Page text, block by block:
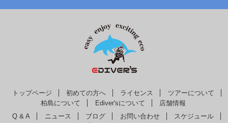
トップページ 初めての方へ ライセンス
ツアーについて
柏島について
Ediver'sについて
店舗情報
Q & A
ニュース ブログ お問い合わせ
スケジュール